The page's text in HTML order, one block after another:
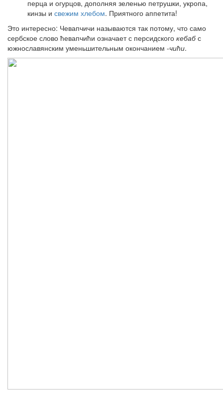
перца и огурцов, дополняя зеленью петрушки, укропа,
кинзы и свежим хлебом. Приятного аппетита!
Это интересно: Чевапчичи называются так потому, что само
сербское слово ћевапчићи означает с персидского кебабс
южнославянским уменьшительным окончанием -чићи.